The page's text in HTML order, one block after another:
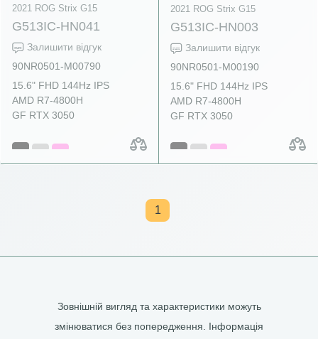
2021 ROG Strix G15
G513IC-HN041
Залишити відгук
90NR0501-M00790
15.6" FHD 144Hz IPS
AMD R7-4800H
GF RTX 3050
2021 ROG Strix G15
G513IC-HN003
Залишити відгук
90NR0501-M00190
15.6" FHD 144Hz IPS
AMD R7-4800H
GF RTX 3050
1
Зовнішній вигляд та характеристики можуть
змінюватися без попередження. Інформація